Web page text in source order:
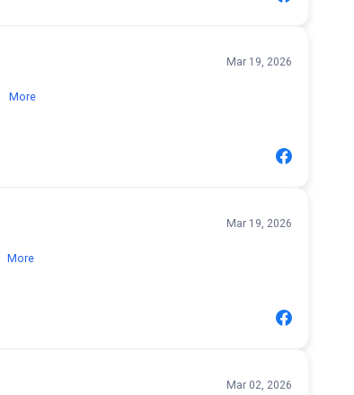
Mar 19, 2026
More
Mar 19, 2026
More
Mar 02, 2026